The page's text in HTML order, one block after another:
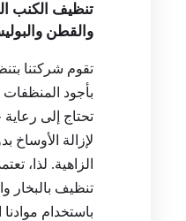
تنظيف الكنب
والقطن
تقوم شركتنا
بأجود
تحتاج إلى
لإزالة الأوساخ
الزاهية. لذا،
تنظيف بالبخار
باستخدام موادنا